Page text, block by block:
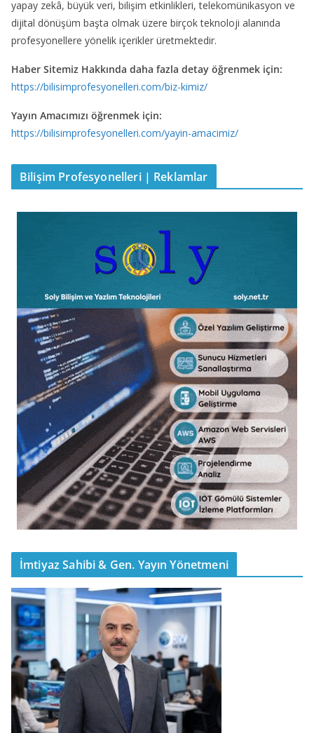
yapay zekâ, büyük veri, bilişim etkinlikleri, telekomünikasyon ve
dijital dönüşüm başta olmak üzere birçok teknoloji alanında
profesyonellere yönelik içerikler üretmektedir.
Haber Sitemiz Hakkında daha fazla detay öğrenmek için:
https://bilisimprofesyonelleri.com/biz-kimiz/
Yayın Amacımızı öğrenmek için:
https://bilisimprofesyonelleri.com/yayin-amacimiz/
Bilişim Profesyonelleri | Reklamlar
İmtiyaz Sahibi & Gen. Yayın Yönetmeni